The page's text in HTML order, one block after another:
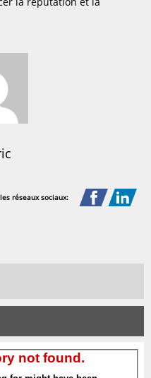
réseaux sociaux: